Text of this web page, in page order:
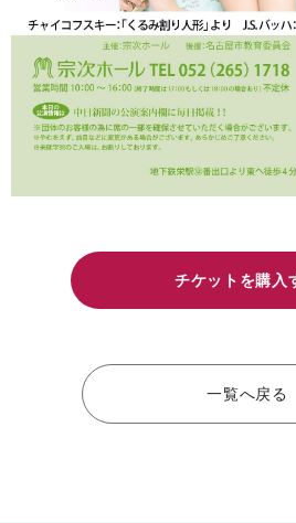
チケットを購入
一覧へ戻る